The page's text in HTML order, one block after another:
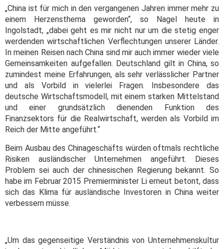
„China ist für mich in den vergangenen Jahren immer mehr zu
einem Herzensthema geworden“, so Nagel heute in
Ingolstadt, „dabei geht es mir nicht nur um die stetig enger
werdenden wirtschaftlichen Verflechtungen unserer Länder.
In meinen Reisen nach China sind mir auch immer wieder viele
Gemeinsamkeiten aufgefallen. Deutschland gilt in China, so
zumindest meine Erfahrungen, als sehr verlässlicher Partner
und als Vorbild in vielerlei Fragen. Insbesondere das
deutsche Wirtschaftsmodell, mit einem starken Mittelstand
und einer grundsätzlich dienenden Funktion des
Finanzsektors für die Realwirtschaft, werden als Vorbild im
Reich der Mitte angeführt.“
Beim Ausbau des Chinageschäfts würden oftmals rechtliche
Risiken ausländischer Unternehmen angeführt. Dieses
Problem sei auch der chinesischen Regierung bekannt. So
habe im Februar 2015 Premierminister Li erneut betont, dass
sich das Klima für ausländische Investoren in China weiter
verbessern müsse.
„Um das gegenseitige Verständnis von Unternehmenskultur